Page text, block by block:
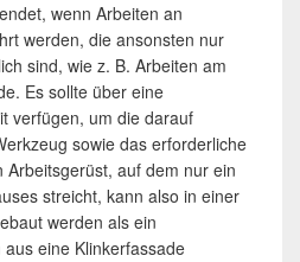
wenn Arbeiten an
werden, die ansonsten nur
sind, wie z. B. Arbeiten am
Es sollte über eine
verfügen, um die darauf
sowie das erforderliche
Arbeitsgerüst, auf dem nur ein
streicht, kann also in einer
werden als ein
eine Klinkerfassade